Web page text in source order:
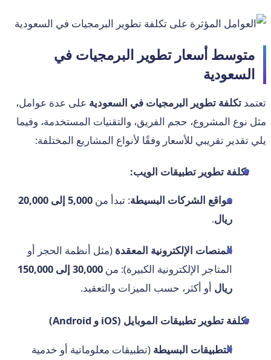
متوسط أسعار تطوير البرمجيات في
السعودية
تعتمد تكلفة تطوير البرمجيات في السعودية على عدة عوامل،
مثل نوع المشروع، حجم الفريق، والتقنيات المستخدمة، وفيما
يلي تقدير تقريبي للأسعار وفقًا لأنواع المشاريع المختلفة:
تكلفة تطوير تطبيقات الويب:
مواقع الشركات البسيطة: تبدأ من
5,000 إلى 20,000
ريال.
المنصات الإلكترونية المعقدة (مثل أنظمة الحجز أو
المتاجر الإلكترونية الكبيرة): من
30,000 إلى 150,000
ريال أو أكثر، حسب الميزات والتعقيد.
تكلفة تطوير تطبيقات الموبايل (iOS و Android)
التطبيقات البسيطة (تطبيقات معلوماتية أو خدمية